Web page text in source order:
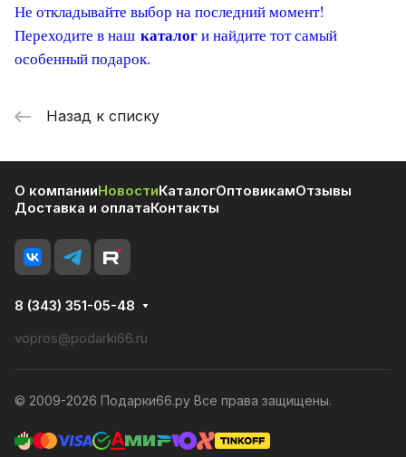
Не откладывайте выбор на последний момент!
Переходите в наш каталоги найдите тот самый
особенный подарок.
Назад к списку
О компанииНовостиКаталогОптовикамОтзывы
Доставка и оплатаКонтакты
8 (343) 351-05-48
vopros@podarki66.ru
© 2009-2026 Подарки66.ру Все права защищены.